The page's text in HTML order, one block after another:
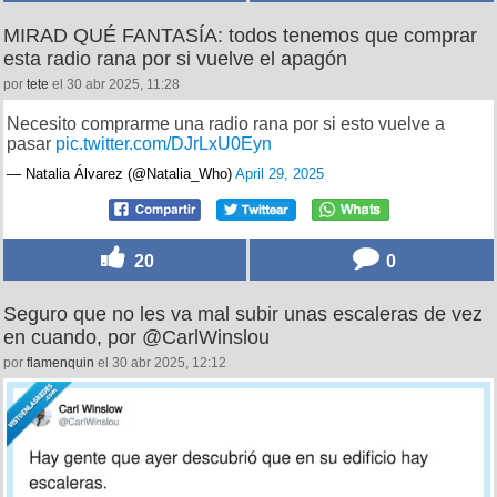
MIRAD QUÉ FANTASÍA: todos tenemos que comprar
esta radio rana por si vuelve el apagón
por tete el 30 abr 2025, 11:28
Necesito comprarme una radio rana por si esto vuelve a
pasar pic.twitter.com/DJrLxU0Eyn
— Natalia Álvarez (@Natalia_Who) April 29, 2025
20 0
Seguro que no les va mal subir unas escaleras de vez
en cuando, por @CarlWinslou
por flamenquin el 30 abr 2025, 12:12